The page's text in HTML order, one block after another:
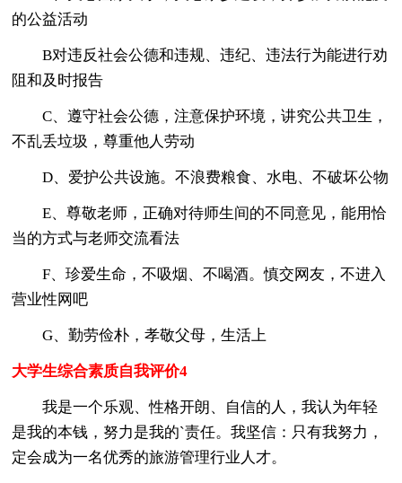
的公益活动
B对违反社会公德和违规、违纪、违法行为能进行劝
阻和及时报告
C、遵守社会公德，注意保护环境，讲究公共卫生，
不乱丢垃圾，尊重他人劳动
D、爱护公共设施。不浪费粮食、水电、不破坏公物
E、尊敬老师，正确对待师生间的不同意见，能用恰
当的方式与老师交流看法
F、珍爱生命，不吸烟、不喝酒。慎交网友，不进入
营业性网吧
G、勤劳俭朴，孝敬父母，生活上
大学生综合素质自我评价4
我是一个乐观、性格开朗、自信的人，我认为年轻
是我的本钱，努力是我的`责任。我坚信：只有我努力，
定会成为一名优秀的旅游管理行业人才。